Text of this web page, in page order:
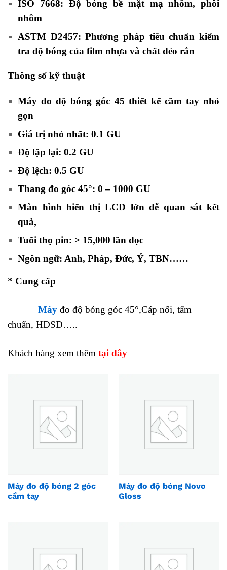
ISO 7668: Độ bóng bề mặt mạ nhôm, phôi
nhôm
ASTM D2457: Phương pháp tiêu chuẩn kiểm
tra độ bóng của film nhựa và chất dẻo rắn
Thông số kỹ thuật
Máy đo độ bóng góc 45 thiết kế cầm tay nhỏ
gọn
Giá trị nhỏ nhất: 0.1 GU
Độ lặp lại: 0.2 GU
Độ lệch: 0.5 GU
Thang đo góc 45°: 0 – 1000 GU
Màn hình hiển thị LCD lớn dễ quan sát kết
quả,
Tuổi thọ pin: > 15,000 lần đọc
Ngôn ngữ: Anh, Pháp, Đức, Ý, TBN……
* Cung cấp
Máy đo độ bóng góc 45°,Cáp nối, tấm
chuẩn, HDSD…..
Khách hàng xem thêm tại đây
Máy đo độ bóng 2 góc
cầm tay
Máy đo độ bóng Novo
Gloss